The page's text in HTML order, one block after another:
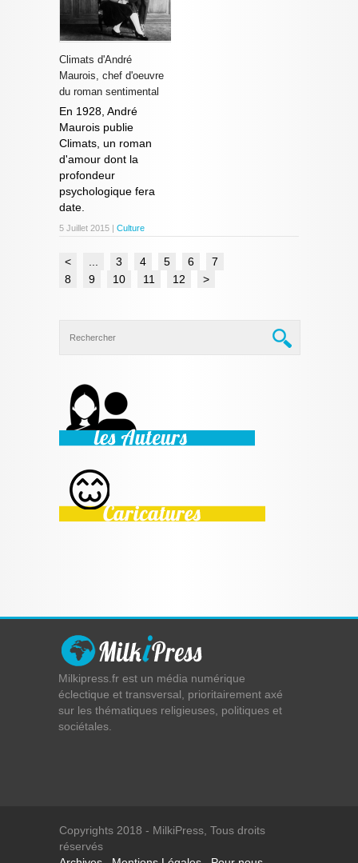
Climats d'André
Maurois, chef d'oeuvre
du roman sentimental
En 1928, André
Maurois publie
Climats, un roman
d'amour dont la
profondeur
psychologique fera
date.
5 Juillet 2015 | Culture
< 3 4 5 6
7
8
9 10 11 12 >
Milkipress.fr est un média numérique
éclectique et transversal, prioritairement axé
sur les thématiques religieuses, politiques et
sociétales.
Copyrights 2018 - MilkiPress, Tous droits
réservés